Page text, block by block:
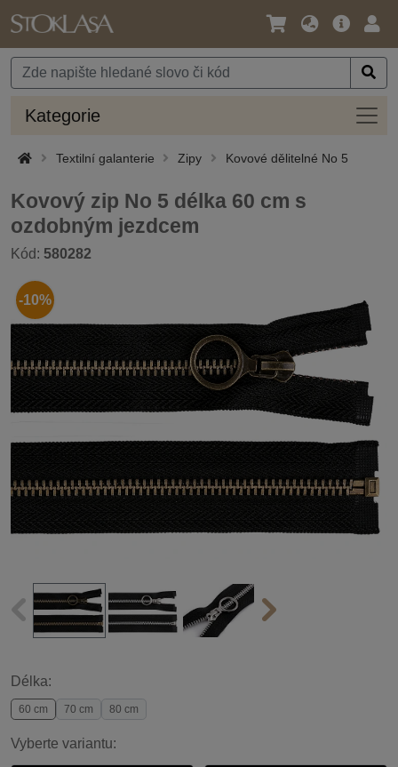
Jazyk
Měna
Hlavní
Kategorie
Textilní galanterie Zipy Kovové dělitelné No 5
Kovový zip No 5 délka 60 cm s
ozdobným jezdcem
Kód: 580282
-10%
Délka:
60 cm 70 cm 80 cm
Vyberte variantu: